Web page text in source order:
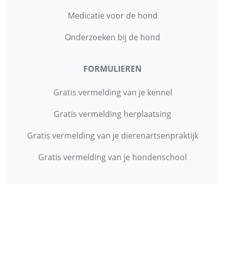
Medicatie voor de hond
Onderzoeken bij de hond
FORMULIEREN
Gratis vermelding van je kennel
Gratis vermelding herplaatsing
Gratis vermelding van je dierenartsenpraktijk
Gratis vermelding van je hondenschool